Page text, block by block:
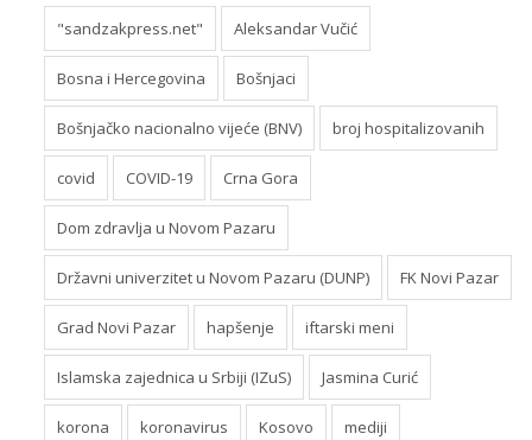
"sandzakpress.net" Aleksandar Vučić
Bosna i Hercegovina Bošnjaci
Bošnjačko nacionalno vijeće (BNV) broj hospitalizovanih
covid COVID-19 Crna Gora
Dom zdravlja u Novom Pazaru
Državni univerzitet u Novom Pazaru (DUNP) FK Novi Pazar
Grad Novi Pazar hapšenje iftarski meni
Islamska zajednica u Srbiji (IZuS) Jasmina Curić
korona koronavirus Kosovo mediji